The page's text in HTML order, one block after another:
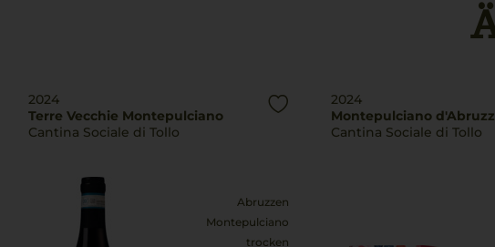
2024
Terre Vecchie Montepulciano
Cantina Sociale di Tollo
Abruzzen
Montepulciano
trocken
2024
Montepulciano
Cantina Sociale di Tollo